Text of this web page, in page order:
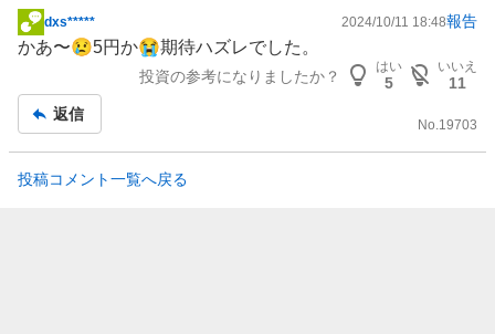
掲
示
事
dxs***** 2024/10/11 18:48報告
かあ〜😢5円か😭期待ハズレでした。
投資の参考になりましたか？
はい
5
いいえ
11
返信
No.19703
投稿コメント一覧へ戻る